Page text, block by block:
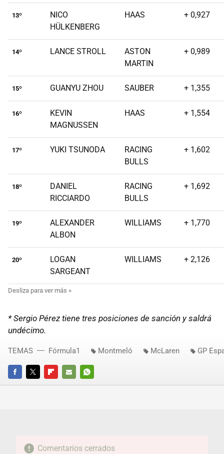
13º
NICO
HÜLKENBERG
HAAS + 0,927
14º LANCE STROLL
ASTON
MARTIN
+ 0,989
15º GUANYU ZHOU SAUBER + 1,355
16º
KEVIN
MAGNUSSEN
HAAS + 1,554
17º YUKI TSUNODA
RACING
BULLS
+ 1,602
18º
DANIEL
RICCIARDO
RACING
BULLS
+ 1,692
19º
ALEXANDER
ALBON
WILLIAMS + 1,770
20º
LOGAN
SARGEANT
WILLIAMS + 2,126
* Sergio Pérez tiene tres posiciones de sanción y saldrá
undécimo.
FACEBOOKTWITTERFLIPBOARD
E-
WHATSAPP
TEMAS Fórmula1 Montmeló McLaren GP
Comentarios cerrados